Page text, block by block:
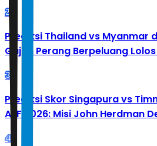
2
Prediksi Thailand vs Myanmar
Gajah Perang Berpeluang
3
Prediksi Skor Singapura vs
AFF 2026: Misi John Herdman
4